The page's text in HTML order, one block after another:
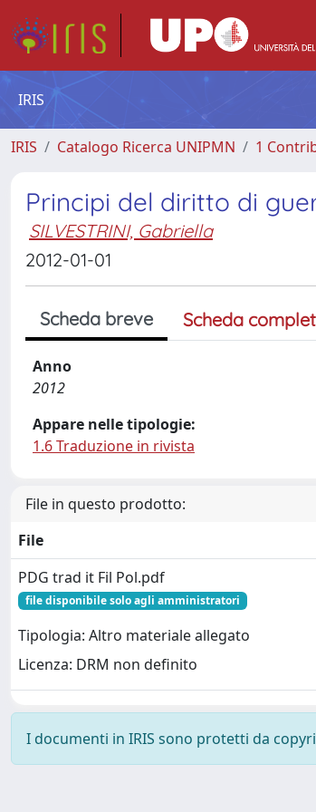
IRIS
IRIS Catalogo Ricerca UNIPMN 1
Principi del diritto di
SILVESTRINI, Gabriella
2012-01-01
Scheda breve Scheda
Anno
2012
Appare nelle tipologie:
1.6 Traduzione in rivista
File in questo prodotto:
File
PDG trad it Fil Pol.pdf
file disponibile solo agli amministratori
Tipologia: Altro materiale allegato
Licenza: DRM non definito
I documenti in IRIS sono protetti da